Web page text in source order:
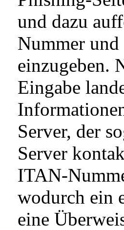
und dazu
Nummer
einzugeben.
Eingabe
Server, der
Server
ITAN-
wodurch ein
eine